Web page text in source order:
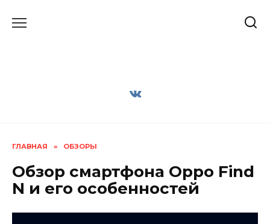
ГЛАВНАЯ » ОБЗОРЫ
Обзор смартфона Oppo Find
N и его особенностей